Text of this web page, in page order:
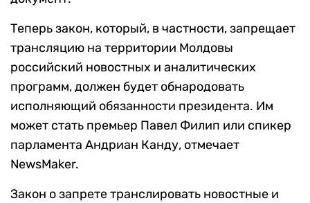
Теперь закон, который, в частности, запрещает
трансляцию на территории Молдовы
российский новостных и аналитических
программ, должен будет обнародовать
исполняющий обязанности президента. Им
может стать премьер Павел Филип или спикер
парламента Андриан Канду, отмечает
NewsMaker.
Закон о запрете транслировать новостные и